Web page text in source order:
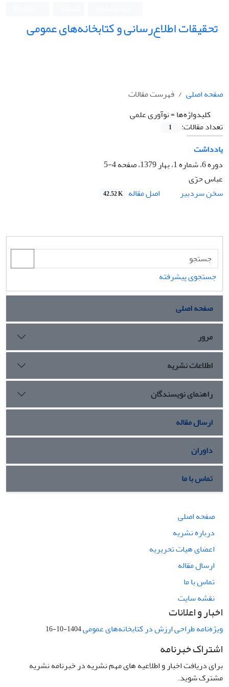
تحقیقات اطلاع‌رسانی و کتابخانه‌های عمومی
صفحه اصلی
فهرست مقالات
کلیدواژه‌ها =نوآوری علمی
تعداد مقالات:
1
یادداشت
دوره 6، شماره 1، بهار 1379، صفحه
4-5
عباس حرّی
سخن سردبیر
اصل مقاله 42.52 K
جستجوی پیشرفته
صفحه اصلی
مرور
اطلاعات نشریه
راهنمای نویسندگان
ارسال مقاله
داوران
تماس با ما
صفحه اصلی
درباره نشریه
اعضای هیات تحریریه
ارسال مقاله
تماس با ما
نقشه سایت
اخبار و اعلانات
ویژه‌نامه طراحی ارزش در کتابخانه‌های عمومی1404-10-16
اشتراک خبرنامه
برای دریافت اخبار و اطلاعیه های مهم نشریه در خبرنامه نشریه
مشترک شوید.